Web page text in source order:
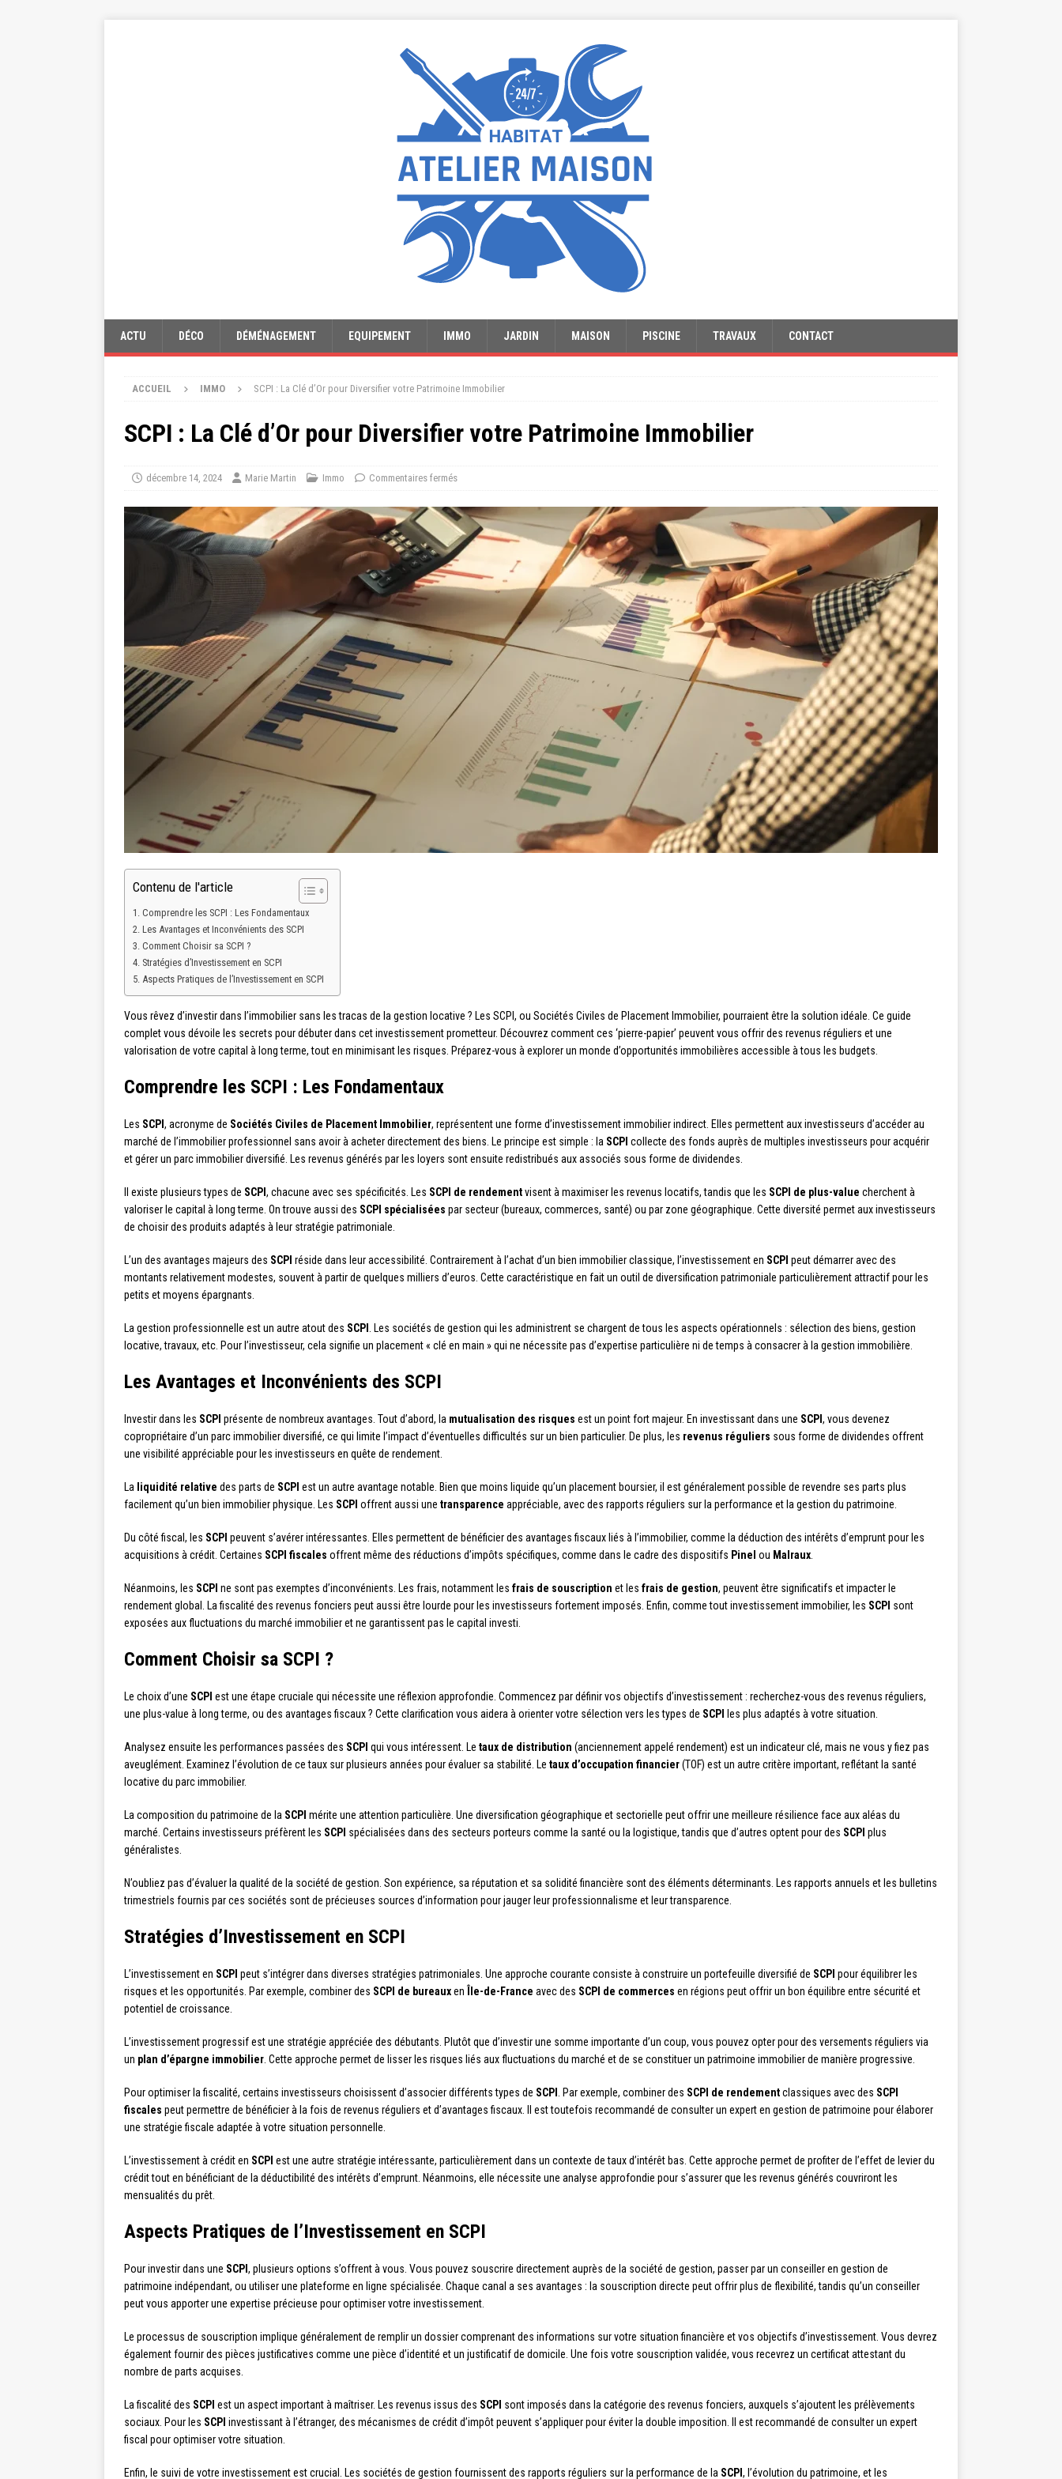
ACTU DÉCO DÉMÉNAGEMENT EQUIPEMENT IMMO JARDIN MAISON PISCINE TRAVAUX CONTACT
ACCUEIL IMMO SCPI : La Clé d’Or pour Diversifier votre Patrimoine Immobilier
SCPI : La Clé d’Or pour Diversifier votre Patrimoine Immobilier
décembre 14, 2024 Marie Martin Immo Commentaires fermés
Contenu de l'article
Comprendre les SCPI : Les Fondamentaux
Les Avantages et Inconvénients des SCPI
Comment Choisir sa SCPI ?
Stratégies d’Investissement en SCPI
Aspects Pratiques de l’Investissement en SCPI
Vous rêvez d’investir dans l’immobilier sans les tracas de la gestion locative ? Les SCPI, ou Sociétés Civiles de Placement Immobilier, pourraient être la solution idéale. Ce guide
complet vous dévoile les secrets pour débuter dans cet investissement prometteur. Découvrez comment ces ‘pierre-papier’ peuvent vous offrir des revenus réguliers et une
valorisation de votre capital à long terme, tout en minimisant les risques. Préparez-vous à explorer un monde d’opportunités immobilières accessible à tous les budgets.
Comprendre les SCPI : Les Fondamentaux
Les SCPI , acronyme de Sociétés Civiles de Placement Immobilier, représentent une forme d’investissement immobilier indirect. Elles permettent aux investisseurs d’accéder au
marché de l’immobilier professionnel sans avoir à acheter directement des biens. Le principe est simple : la SCPI collecte des fonds auprès de multiples investisseurs pour acquérir
et gérer un parc immobilier diversifié. Les revenus générés par les loyers sont ensuite redistribués aux associés sous forme de dividendes.
Il existe plusieurs types de SCPI , chacune avec ses spécificités. Les SCPI de rendementvisent à maximiser les revenus locatifs, tandis que les SCPI de plus-value cherchent à
valoriser le capital à long terme. On trouve aussi des SCPI spécialisées par secteur (bureaux, commerces, santé) ou par zone géographique. Cette diversité permet aux investisseurs
de choisir des produits adaptés à leur stratégie patrimoniale.
L’un des avantages majeurs des SCPI réside dans leur accessibilité. Contrairement à l’achat d’un bien immobilier classique, l’investissement en SCPI peut démarrer avec des
montants relativement modestes, souvent à partir de quelques milliers d’euros. Cette caractéristique en fait un outil de diversification patrimoniale particulièrement attractif pour les
petits et moyens épargnants.
La gestion professionnelle est un autre atout des SCPI
. Les sociétés de gestion qui les administrent se chargent de tous les aspects opérationnels : sélection des biens, gestion
locative, travaux, etc. Pour l’investisseur, cela signifie un placement « clé en main » qui ne nécessite pas d’expertise particulière ni de temps à consacrer à la gestion immobilière.
Les Avantages et Inconvénients des SCPI
Investir dans les SCPI présente de nombreux avantages. Tout d’abord, la mutualisation des risques est un point fort majeur. En investissant dans une SCPI , vous devenez
copropriétaire d’un parc immobilier diversifié, ce qui limite l’impact d’éventuelles difficultés sur un bien particulier. De plus, les revenus réguliers sous forme de dividendes offrent
une visibilité appréciable pour les investisseurs en quête de rendement.
La liquidité relative des parts de SCPI est un autre avantage notable. Bien que moins liquide qu’un placement boursier, il est généralement possible de revendre ses parts plus
facilement qu’un bien immobilier physique. Les SCPI offrent aussi une transparence appréciable, avec des rapports réguliers sur la performance et la gestion du patrimoine.
Du côté fiscal, les SCPI peuvent s’avérer intéressantes. Elles permettent de bénéficier des avantages fiscaux liés à l’immobilier, comme la déduction des intérêts d’emprunt pour les
acquisitions à crédit. Certaines SCPI fiscales offrent même des réductions d’impôts spécifiques, comme dans le cadre des dispositifs Pinel ou Malraux
Néanmoins, les SCPI ne sont pas exemptes d’inconvénients. Les frais, notamment les frais de souscription et les frais de gestion, peuvent être significatifs et impacter le
rendement global. La fiscalité des revenus fonciers peut aussi être lourde pour les investisseurs fortement imposés. Enfin, comme tout investissement immobilier, les SCPI sont
exposées aux fluctuations du marché immobilier et ne garantissent pas le capital investi.
Comment Choisir sa SCPI ?
Le choix d’une SCPI est une étape cruciale qui nécessite une réflexion approfondie. Commencez par définir vos objectifs d’investissement : recherchez-vous des revenus réguliers,
une plus-value à long terme, ou des avantages fiscaux ? Cette clarification vous aidera à orienter votre sélection vers les types de SCPI les plus adaptés à votre situation.
Analysez ensuite les performances passées des SCPI qui vous intéressent. Le taux de distribution (anciennement appelé rendement) est un indicateur clé, mais ne vous y fiez pas
aveuglément. Examinez l’évolution de ce taux sur plusieurs années pour évaluer sa stabilité. Le taux d’occupation financier(TOF) est un autre critère important, reflétant la santé
locative du parc immobilier.
La composition du patrimoine de la SCPI mérite une attention particulière. Une diversification géographique et sectorielle peut offrir une meilleure résilience face aux aléas du
marché. Certains investisseurs préfèrent les SCPI spécialisées dans des secteurs porteurs comme la santé ou la logistique, tandis que d’autres optent pour des SCPI plus
généralistes.
N’oubliez pas d’évaluer la qualité de la société de gestion. Son expérience, sa réputation et sa solidité financière sont des éléments déterminants. Les rapports annuels et les bulletins
trimestriels fournis par ces sociétés sont de précieuses sources d’information pour jauger leur professionnalisme et leur transparence.
Stratégies d’Investissement en SCPI
L’investissement en SCPI peut s’intégrer dans diverses stratégies patrimoniales. Une approche courante consiste à construire un portefeuille diversifié de SCPI pour équilibrer les
risques et les opportunités. Par exemple, combiner des SCPI de bureauxen Île-de-France avec des SCPI de commerces en régions peut offrir un bon équilibre entre sécurité et
potentiel de croissance.
L’investissement progressif est une stratégie appréciée des débutants. Plutôt que d’investir une somme importante d’un coup, vous pouvez opter pour des versements réguliers via
un plan d’épargne immobilier . Cette approche permet de lisser les risques liés aux fluctuations du marché et de se constituer un patrimoine immobilier de manière progressive.
Pour optimiser la fiscalité, certains investisseurs choisissent d’associer différents types de SCPI . Par exemple, combiner des SCPI de rendementclassiques avec des SCPI
fiscales peut permettre de bénéficier à la fois de revenus réguliers et d’avantages fiscaux. Il est toutefois recommandé de consulter un expert en gestion de patrimoine pour élaborer
une stratégie fiscale adaptée à votre situation personnelle.
L’investissement à crédit en SCPI est une autre stratégie intéressante, particulièrement dans un contexte de taux d’intérêt bas. Cette approche permet de profiter de l’effet de levier du
crédit tout en bénéficiant de la déductibilité des intérêts d’emprunt. Néanmoins, elle nécessite une analyse approfondie pour s’assurer que les revenus générés couvriront les
mensualités du prêt.
Aspects Pratiques de l’Investissement en SCPI
Pour investir dans une SCPI , plusieurs options s’offrent à vous. Vous pouvez souscrire directement auprès de la société de gestion, passer par un conseiller en gestion de
patrimoine indépendant, ou utiliser une plateforme en ligne spécialisée. Chaque canal a ses avantages : la souscription directe peut offrir plus de flexibilité, tandis qu’un conseiller
peut vous apporter une expertise précieuse pour optimiser votre investissement.
Le processus de souscription implique généralement de remplir un dossier comprenant des informations sur votre situation financière et vos objectifs d’investissement. Vous devrez
également fournir des pièces justificatives comme une pièce d’identité et un justificatif de domicile. Une fois votre souscription validée, vous recevrez un certificat attestant du
nombre de parts acquises.
La fiscalité des SCPI est un aspect important à maîtriser. Les revenus issus des SCPI sont imposés dans la catégorie des revenus fonciers, auxquels s’ajoutent les prélèvements
sociaux. Pour les SCPI investissant à l’étranger, des mécanismes de crédit d’impôt peuvent s’appliquer pour éviter la double imposition. Il est recommandé de consulter un expert
fiscal pour optimiser votre situation.
Enfin, le suivi de votre investissement est crucial. Les sociétés de gestion fournissent des rapports réguliers sur la performance de la SCPI , l’évolution du patrimoine, et les